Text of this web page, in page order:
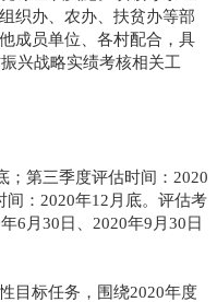
织办、农办、扶贫办等部
成员单位、各村配合，具
兴战略实绩考核相关工
第三季度评估时间：2020
：2020年12月底。评估考
6月30日、2020年9月30日
标任务，围绕2020年度